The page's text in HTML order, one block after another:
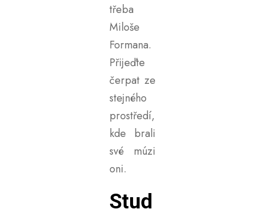
třeba
Miloše
Formana.
Přijeďte
čerpat ze
stejného
prostředí,
kde brali
své múzi
oni.
Stud